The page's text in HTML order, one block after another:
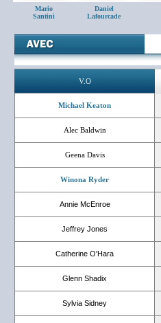
Mario
Santini
Daniel
Lafourcade
V.O
Michael Keaton
Alec Baldwin
Geena Davis
Winona Ryder
Annie McEnroe
Jeffrey Jones
Catherine O'Hara
Glenn Shadix
Sylvia Sidney